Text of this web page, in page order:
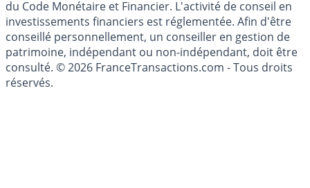
investissement au sens des articles L. 321-1 et D. 321-1
du Code Monétaire et Financier. L'activité de conseil en
investissements financiers est réglementée. Afin d'être
conseillé personnellement, un conseiller en gestion de
patrimoine, indépendant ou non-indépendant, doit être
consulté. © 2026 FranceTransactions.com - Tous droits